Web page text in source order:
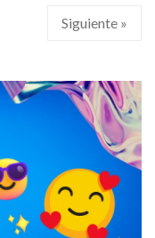
Siguiente »